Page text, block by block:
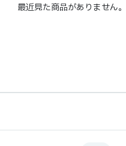
最近見た商品がありません。